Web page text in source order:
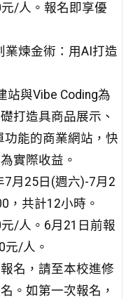
/人。報名即享優
業煉金術：用AI打造
站與Vibe Coding為
打造具商品展示、
功能的商業網站，快
實際收益。
7月25日(週六)-7月2
，共計12小時。
/人。6月21日前報
元/人。
名，請至本校進修
。如第一次報名，